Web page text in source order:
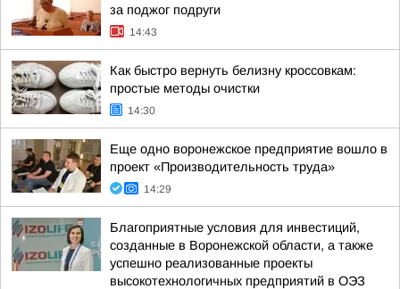
за поджог подруги
14:43
Как быстро вернуть белизну кроссовкам:
простые методы очистки
14:30
Еще одно воронежское предприятие вошло в
проект «Производительность труда»
14:29
Благоприятные условия для инвестиций,
созданные в Воронежской области, а также
успешно реализованные проекты
высокотехнологичных предприятий в ОЭЗ